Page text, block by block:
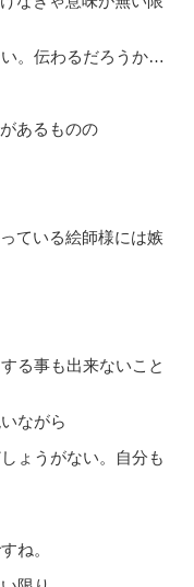
。伝わるだろうか…
あるものの
ている絵師様には嫉
る事も出来ないこと
ながら
ょうがない。自分も
ね。